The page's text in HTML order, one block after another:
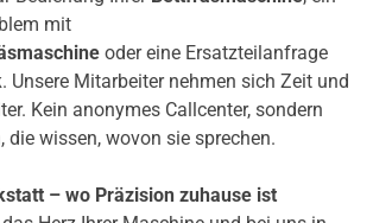
mit
oder eine Ersatzteilanfrage
. Unsere Mitarbeiter nehmen sich Zeit und
Kein anonymes Callcenter, sondern
die wissen, wovon sie sprechen.
– wo Präzision zuhause ist